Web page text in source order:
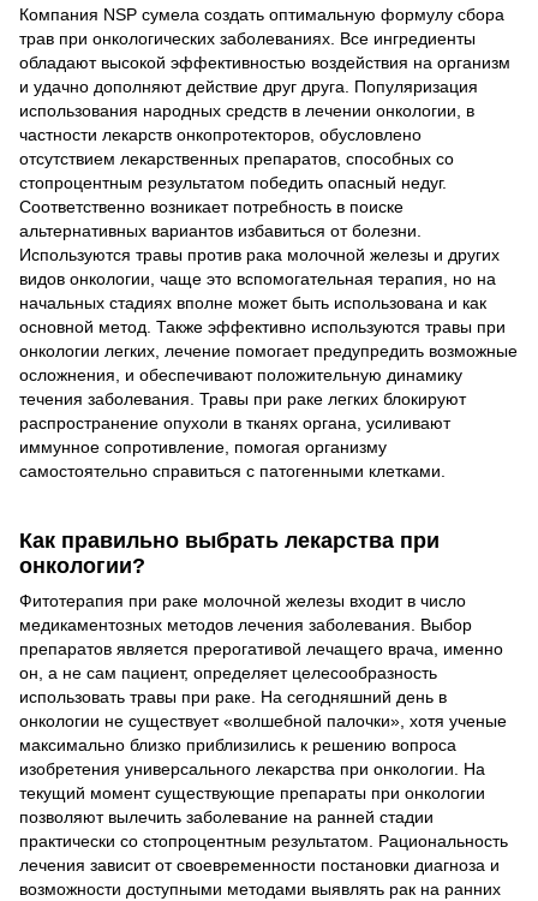
Компания NSP сумела создать оптимальную формулу сбора
трав при онкологических заболеваниях. Все ингредиенты
обладают высокой эффективностью воздействия на организм
и удачно дополняют действие друг друга. Популяризация
использования народных средств в лечении онкологии, в
частности лекарств онкопротекторов, обусловлено
отсутствием лекарственных препаратов, способных со
стопроцентным результатом победить опасный недуг.
Соответственно возникает потребность в поиске
альтернативных вариантов избавиться от болезни.
Используются травы против рака молочной железы и других
видов онкологии, чаще это вспомогательная терапия, но на
начальных стадиях вполне может быть использована и как
основной метод. Также эффективно используются травы при
онкологии легких, лечение помогает предупредить возможные
осложнения, и обеспечивают положительную динамику
течения заболевания. Травы при раке легких блокируют
распространение опухоли в тканях органа, усиливают
иммунное сопротивление, помогая организму
самостоятельно справиться с патогенными клетками.
Как правильно выбрать лекарства при
онкологии?
Фитотерапия при раке молочной железы входит в число
медикаментозных методов лечения заболевания. Выбор
препаратов является прерогативой лечащего врача, именно
он, а не сам пациент, определяет целесообразность
использовать травы при раке. На сегодняшний день в
онкологии не существует «волшебной палочки», хотя ученые
максимально близко приблизились к решению вопроса
изобретения универсального лекарства при онкологии. На
текущий момент существующие препараты при онкологии
позволяют вылечить заболевание на ранней стадии
практически со стопроцентным результатом. Рациональность
лечения зависит от своевременности постановки диагноза и
возможности доступными методами выявлять рак на ранних